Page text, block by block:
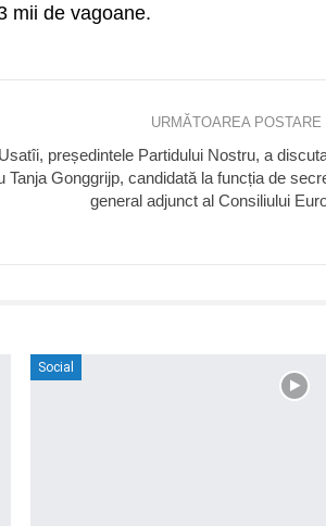
mii de vagoane.
URMĂTOAREA POSTARE
președintele Partidului Nostru, a
Tanja Gonggrijp, candidată la funcția de
general adjunct al Consiliului
Social